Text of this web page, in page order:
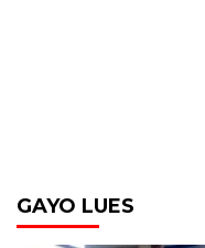
GAYO LUES